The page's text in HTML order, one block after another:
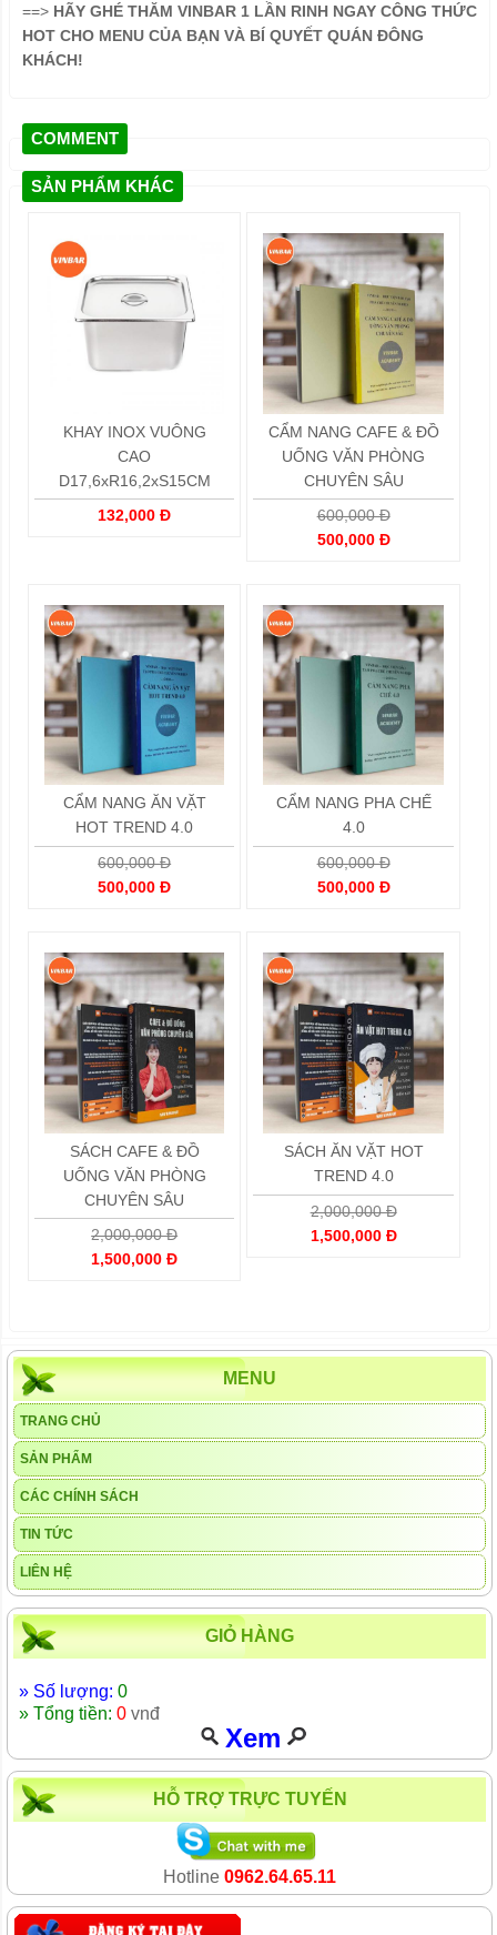
==> HÃY GHÉ THĂM VINBAR 1 LẦN RINH NGAY CÔNG THỨC
HOT CHO MENU CỦA BẠN VÀ BÍ QUYẾT QUÁN ĐÔNG
KHÁCH!
COMMENT
SẢN PHẨM KHÁC
KHAY INOX VUÔNG
CAO
D17,6xR16,2xS15CM
132,000 Đ
CẨM NANG CAFE & ĐỒ
UỐNG VĂN PHÒNG
CHUYÊN SÂU
600,000 Đ
500,000 Đ
CẨM NANG ĂN VẶT
HOT TREND 4.0
600,000 Đ
500,000 Đ
CẨM NANG PHA CHẾ
4.0
600,000 Đ
500,000 Đ
SÁCH CAFE & ĐỒ
UỐNG VĂN PHÒNG
CHUYÊN SÂU
2,000,000 Đ
1,500,000 Đ
SÁCH ĂN VẶT HOT
TREND 4.0
2,000,000 Đ
1,500,000 Đ
MENU
TRANG CHỦ
SẢN PHẨM
CÁC CHÍNH SÁCH
TIN TỨC
LIÊN HỆ
GIỎ HÀNG
» Số lượng: 0
» Tổng tiền: 0 vnđ
Xem
HỖ TRỢ TRỰC TUYẾN
Hotline 0962.64.65.11